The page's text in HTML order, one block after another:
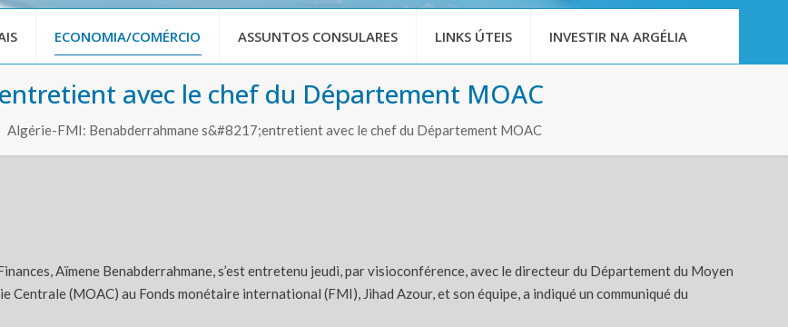
ECONOMIA/COMÉRCIO ASSUNTOS CONSULARES LINKS ÚTEIS INVESTIR NA ARGÉLIA
avec le chef du Département MOAC
Algérie-FMI: Benabderrahmane s&#8217;entretient avec le chef du Département MOAC
Aïmene Benabderrahmane, s’est entretenu jeudi, par visioconférence, avec le directeur du Département du Moyen
Centrale (MOAC) au Fonds monétaire international (FMI), Jihad Azour, et son équipe, a indiqué un communiqué du